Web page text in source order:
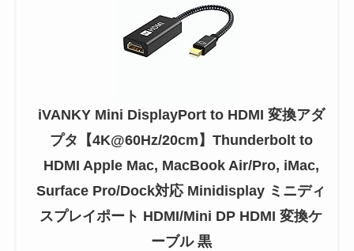
iVANKY Mini DisplayPort to HDMI 変換アダ
プタ【4K@60Hz/20cm】Thunderbolt to
HDMI Apple Mac, MacBook Air/Pro, iMac,
Surface Pro/Dock対応 Minidisplay ミニディ
スプレイポート HDMI/Mini DP HDMI 変換ケ
ーブル 黒